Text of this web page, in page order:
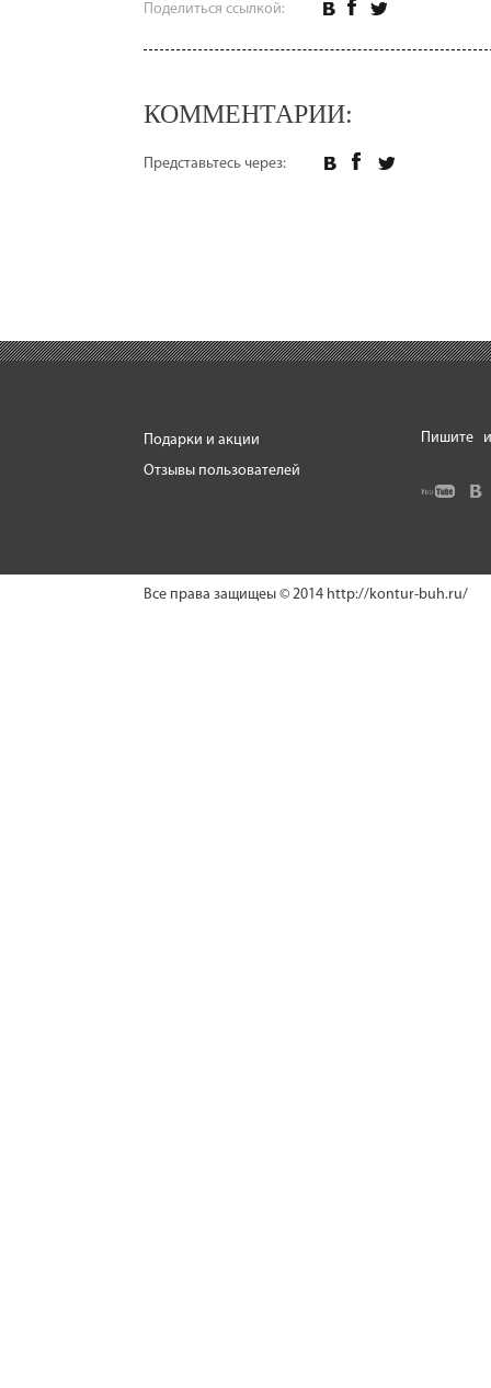
Поделиться ссылкой:
КОММЕНТАРИИ:
Представьтесь через:
Подарки и акции
Отзывы пользователей
Пишите
Все права защищеы © 2014 http://kontur-buh.ru/